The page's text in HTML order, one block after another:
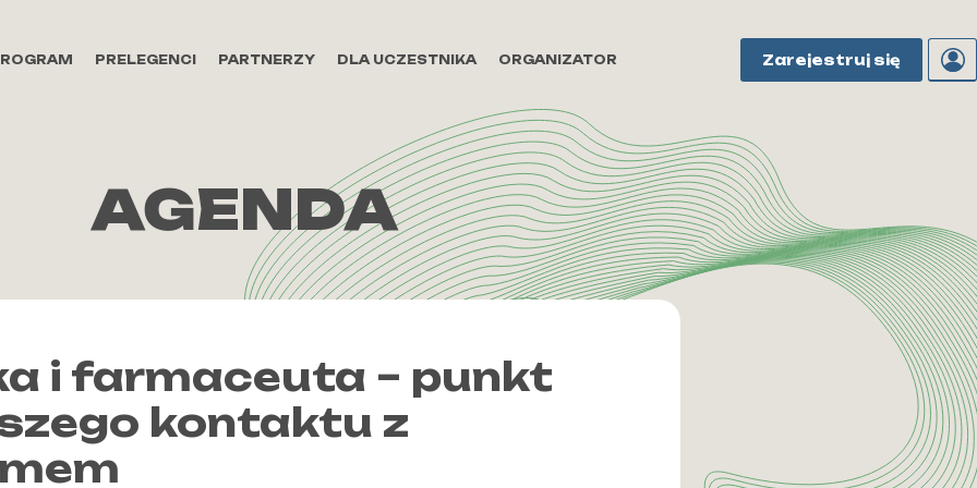
PRELEGENCI PARTNERZY DLA UCZESTNIKA ORGANIZATOR Zarejestruj się
AGENDA
i farmaceuta – punkt
kontaktu z